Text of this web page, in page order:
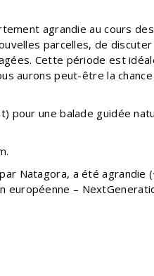
agrandie au cours
parcelles, de
Cette période est
aurons peut-être la
pour une balade guidée
Natagora, a été agrandie
européenne –